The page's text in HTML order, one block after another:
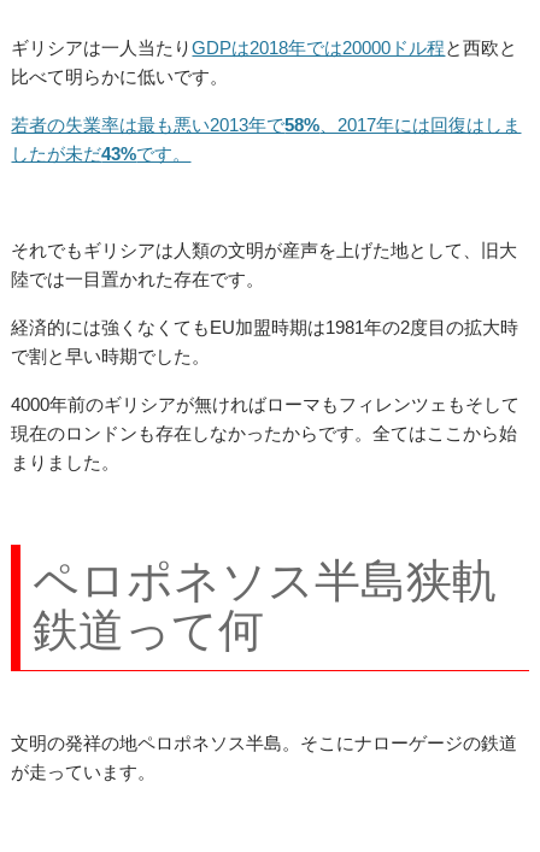
ギリシアは一人当たりGDPは2018年では20000ドル程と西欧と
比べて明らかに低いです。
若者の失業率は最も悪い2013年で58% 、2017年には回復はしま
したが未だ43%です。
それでもギリシアは人類の文明が産声を上げた地として、旧大
陸では一目置かれた存在です。
経済的には強くなくてもEU加盟時期は1981年の2度目の拡大時
で割と早い時期でした。
4000年前のギリシアが無ければローマもフィレンツェもそして
現在のロンドンも存在しなかったからです。全てはここから始
まりました。
ペロポネソス半島狭軌
鉄道って何
文明の発祥の地ペロポネソス半島。そこにナローゲージの鉄道
が走っています。